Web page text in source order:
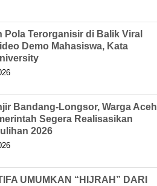
Pola Terorganisir di Balik Viral
Demo Mahasiswa, Kata
Bandang-Longsor, Warga Aceh
Segera Realisasikan
2026
UMUMKAN “HIJRAH” DARI